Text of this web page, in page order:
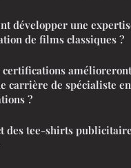
développer une
de films classiques ?
amélioreront
carrière de spécialiste
?
des tee-shirts